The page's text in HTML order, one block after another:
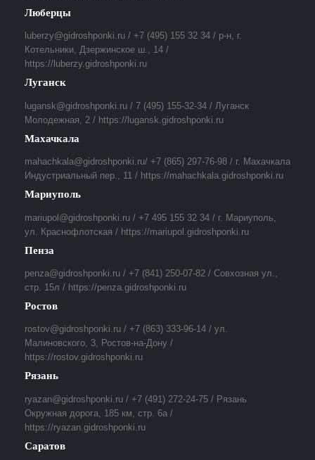
Люберцы
luberzy@gidroshponki.ru / +7 (495) 155 32 34 / р-н, г.
Котельники, Дзержинское ш., 14 /
https://luberzy.gidroshponki.ru
Луганск
lugansk@gidroshponki.ru / 7 (495) 155-32-34 / Луганск
Молодежная, 2 / https://lugansk.gidroshponki.ru
Махачкала
mahachkala@gidroshponki.ru/ +7 (865) 297-76-98 / г. Махачкала
Индустриальный пер., 11 / https://mahachkala.gidroshponki.ru
Мариуполь
mariupol@gidroshponki.ru / +7 495 155 32 34 / г. Мариуполь,
ул. Краснофлотская / https://mariupol.gidroshponki.ru
Пенза
penza@gidroshponki.ru / +7 (841) 250-07-82 / Совхозная ул.,
стр. 15л / https://penza.gidroshponki.ru
Ростов
rostov@gidroshponki.ru / +7 (863) 333-96-14 / ул.
Малиновского, 3, Ростов-на-Дону /
https://rostov.gidroshponki.ru
Рязань
ryazan@gidroshponki.ru / +7 (491) 272-24-75 / Рязань
Окружная дорога, 185 км, стр. 6а /
https://ryazan.gidroshponki.ru
Саратов